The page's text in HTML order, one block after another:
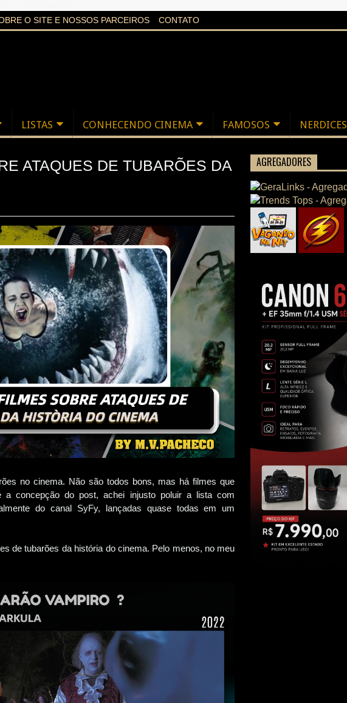
O SITE E NOSSOS PARCEIROS CONTATO
LISTAS CONHECENDO CINEMA FAMOSOS NERDICES
ATAQUES DE TUBARÕES DA
no cinema. Não são todos bons, mas há filmes que
a concepção do post, achei injusto poluir a lista com
do canal SyFy, lançadas quase todas em um
de tubarões da história do cinema. Pelo menos, no meu
AGREGADORES